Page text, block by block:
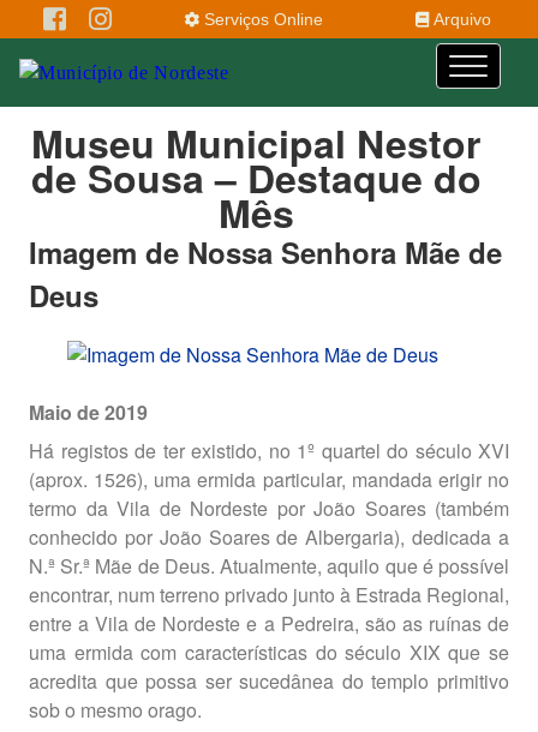
Serviços Online Arquivo
Museu Municipal Nestor
de Sousa – Destaque do
Mês
Imagem de Nossa Senhora Mãe de
Deus
Maio de 2019
Há registos de ter existido, no 1º quartel do século XVI
(aprox. 1526), uma ermida particular, mandada erigir no
termo da Vila de Nordeste por João Soares (também
conhecido por João Soares de Albergaria), dedicada a
N.ª Sr.ª Mãe de Deus. Atualmente, aquilo que é possível
encontrar, num terreno privado junto à Estrada Regional,
entre a Vila de Nordeste e a Pedreira, são as ruínas de
uma ermida com características do século XIX que se
acredita que possa ser sucedânea do templo primitivo
sob o mesmo orago.